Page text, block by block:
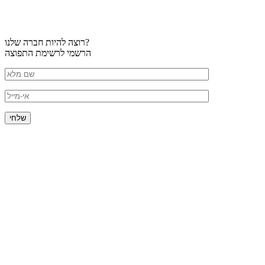
רוצה להיות חברה שלנו?
הרשמי לרשימת התפוצה